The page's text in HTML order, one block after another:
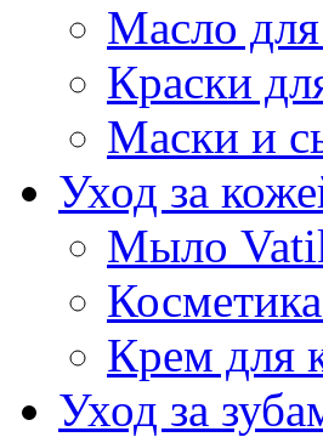
Масло
Краски
Маски и
Уход за
Мыло
Крем для
Уход за